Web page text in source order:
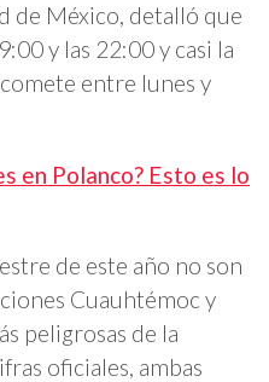
de México, detalló que
y las 22:00 y casi la
entre lunes y
en Polanco? Esto es lo
de este año no son
Cuauhtémoc y
peligrosas de la
oficiales, ambas